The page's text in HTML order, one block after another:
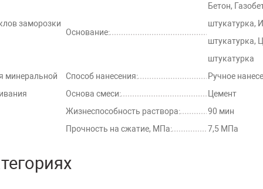
заморозки
минеральной
Основание:
Бетон,
штукатурка,
штукатурка,
штукатурка
Способ нанесения:
Ручное
Основа смеси:
Цемент
Жизнеспособность раствора:
90 мин
Прочность на сжатие, МПа:
7,5 МПа